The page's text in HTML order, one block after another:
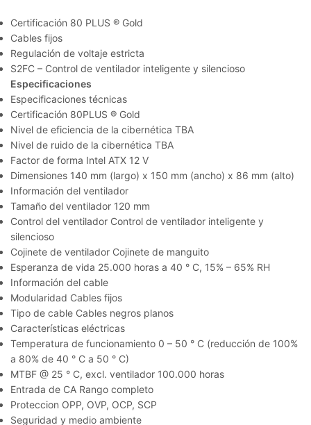
Certificación 80 PLUS ® Gold
Cables fijos
Regulación de voltaje estricta
S2FC – Control de ventilador inteligente y silencioso
Especificaciones
Especificaciones técnicas
Certificación 80PLUS ® Gold
Nivel de eficiencia de la cibernética TBA
Nivel de ruido de la cibernética TBA
Factor de forma Intel ATX 12 V
Dimensiones 140 mm (largo) x 150 mm (ancho) x 86 mm (alto)
Información del ventilador
Tamaño del ventilador 120 mm
Control del ventilador Control de ventilador inteligente y
silencioso
Cojinete de ventilador Cojinete de manguito
Esperanza de vida 25.000 horas a 40 ° C, 15% – 65% RH
Información del cable
Modularidad Cables fijos
Tipo de cable Cables negros planos
Características eléctricas
Temperatura de funcionamiento 0 – 50 ° C (reducción de 100%
a 80% de 40 ° C a 50 ° C)
MTBF @ 25 ° C, excl. ventilador 100.000 horas
Entrada de CA Rango completo
Proteccion OPP, OVP, OCP, SCP
Seguridad y medio ambiente